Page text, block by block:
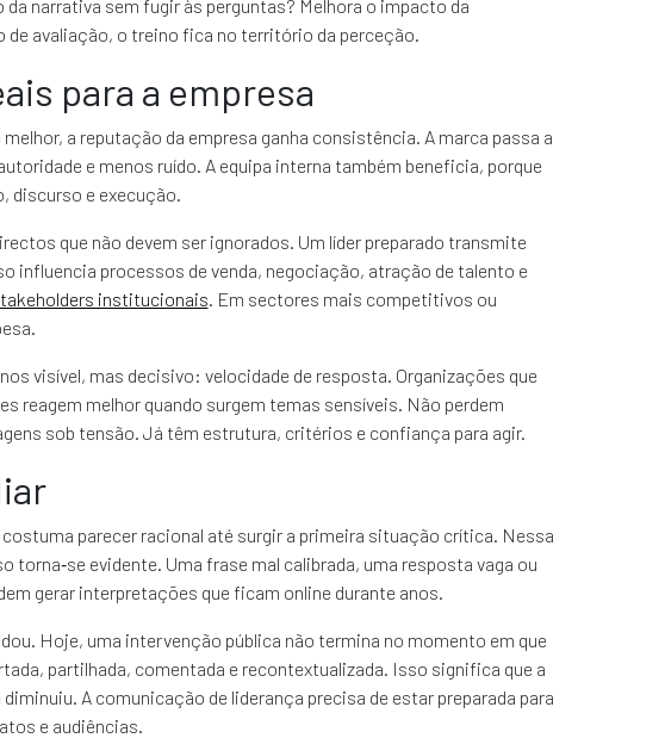
da narrativa sem fugir às perguntas? Melhora o impacto da
de avaliação, o treino fica no território da perceção.
para a empresa
melhor, a reputação da empresa ganha consistência. A marca passa a
e menos ruído. A equipa interna também beneficia, porque
discurso e execução.
que não devem ser ignorados. Um líder preparado transmite
influencia processos de venda, negociação, atração de talento e
institucionais. Em sectores mais competitivos ou
visível, mas decisivo: velocidade de resposta. Organizações que
reagem melhor quando surgem temas sensíveis. Não perdem
sob tensão. Já têm estrutura, critérios e confiança para agir.
parecer racional até surgir a primeira situação crítica. Nessa
torna‑se evidente. Uma frase mal calibrada, uma resposta vaga ou
gerar interpretações que ficam online durante anos.
Hoje, uma intervenção pública não termina no momento em que
partilhada, comentada e recontextualizada. Isso significa que a
A comunicação de liderança precisa de estar preparada para
e audiências.